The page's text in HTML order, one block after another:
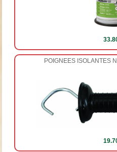
POIGNEES ISOLANTES